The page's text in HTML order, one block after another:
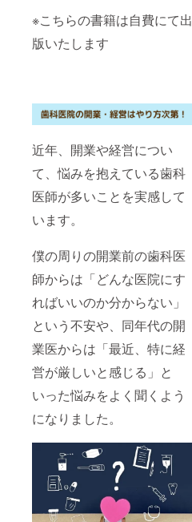
※こちらの書籍は自費にて出
版いたします
近年、開業や経営につい
て、悩みを抱えている歯科
医師が多いことを実感して
います。
僕の周りの開業前の歯科医
師からは「どんな医院にす
ればいいのか分からない」
という不安や、同年代の開
業医からは「最近、特に経
営が厳しいと感じる」と
いった悩みをよく聞くよう
になりました。